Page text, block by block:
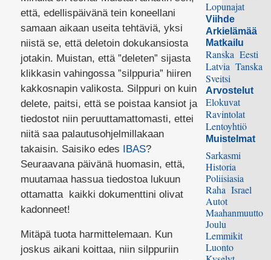
että, edellispäivänä tein koneellani
samaan aikaan useita tehtäviä, yksi
niistä se, että deletoin dokukansiosta
jotakin. Muistan, että ”deleten” sijasta
klikkasin vahingossa ”silppuria” hiiren
kakkosnapin valikosta. Silppuri on kuin
delete, paitsi, että se poistaa kansiot ja
tiedostot niin peruuttamattomasti, ettei
niitä saa palautusohjelmillakaan
takaisin. Saisiko edes IBAS?
Seuraavana päivänä huomasin, että,
muutamaa hassua tiedostoa lukuun
ottamatta kaikki dokumenttini olivat
kadonneet!
Mitäpä tuota harmittelemaan. Kun
joskus aikani koittaa, niin silppuriin
Lopunajat
Viihde
Arkielämää
Matkailu
Ranska Eesti
Latvia Tanska
Sveitsi
Arvostelut
Elokuvat
Ravintolat
Lentoyhtiö
Muistelmat
Sarkasmi
Historia
Poliisiasia
Raha Israel
Autot
Maahanmuutto
Joulu
Lemmikit
Luonto